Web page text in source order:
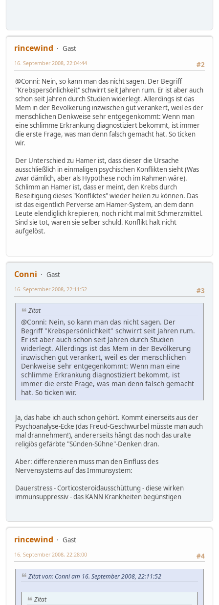
rincewind
Gast
#2
16. September 2008, 22:04:44
@Conni: Nein, so kann man das nicht sagen. Der Begriff
"Krebspersönlichkeit" schwirrt seit Jahren rum. Er ist aber auch
schon seit Jahren durch Studien widerlegt. Allerdings ist das
Mem in der Bevölkerung inzwischen gut verankert, weil es der
menschlichen Denkweise sehr entgegenkommt: Wenn man
eine schlimme Erkrankung diagnostiziert bekommt, ist immer
die erste Frage, was man denn falsch gemacht hat. So ticken
wir.
Der Unterschied zu Hamer ist, dass dieser die Ursache
ausschließlich in einmaligen psychischen Konflikten sieht (Was
zwar dämlich, aber als Hypothese noch im Rahmen wäre).
Schlimm an Hamer ist, dass er meint, den Krebs durch
Beseitigung dieses "Konfliktes" wieder heilen zu können. Das
ist das eigentlich Perverse am Hamer-System, an dem dann
Leute elendiglich krepieren, noch nicht mal mit Schmerzmittel.
Sind sie tot, waren sie selber schuld. Konflikt halt nicht
aufgelöst.
Conni
Gast
#3
16. September 2008, 22:11:52
Zitat
@Conni: Nein, so kann man das nicht sagen. Der
Begriff "Krebspersönlichkeit" schwirrt seit Jahren rum.
Er ist aber auch schon seit Jahren durch Studien
widerlegt. Allerdings ist das Mem in der Bevölkerung
inzwischen gut verankert, weil es der menschlichen
Denkweise sehr entgegenkommt: Wenn man eine
schlimme Erkrankung diagnostiziert bekommt, ist
immer die erste Frage, was man denn falsch gemacht
hat. So ticken wir.
Ja, das habe ich auch schon gehört. Kommt einerseits aus der
Psychoanalyse-Ecke (das Freud-Geschwurbel müsste man auch
mal drannehmen!), andererseits hängt das noch das uralte
religiös gefärbte "Sünden-Sühne"-Denken dran.
Aber: differenzieren muss man den Einfluss des
Nervensystems auf das Immunsystem:
Dauerstress - Corticosteroidausschüttung - diese wirken
immunsuppressiv - das KANN Krankheiten begünstigen
rincewind
Gast
#4
16. September 2008, 22:28:00
Zitat von: Conni am 16. September 2008, 22:11:52
Zitat